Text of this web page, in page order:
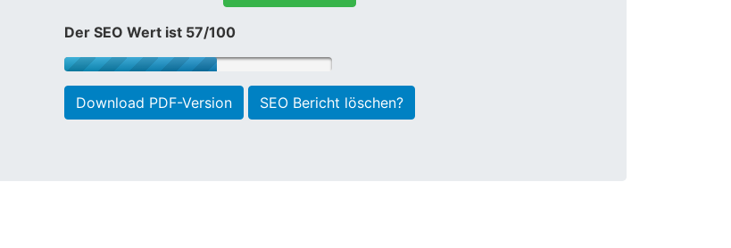
Der SEO Wert ist 57/100
Download PDF-Version SEO Bericht löschen?